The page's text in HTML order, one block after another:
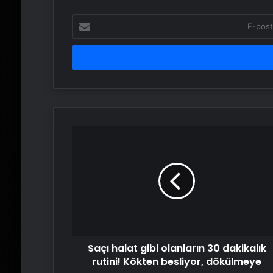
posta
adresinizi
dökülmeye
Saçı halat gibi olanların 30 dakikalık
rutini! Kökten besliyor, dökülmeye